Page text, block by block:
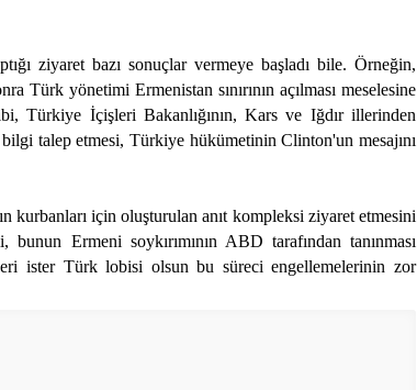
ziyaret bazı sonuçlar vermeye başladı bile. Örneğin,
Türk yönetimi Ermenistan sınırının açılması meselesine
Türkiye İçişleri Bakanlığının, Kars ve Iğdır illerinden
bilgi talep etmesi, Türkiye hükümetinin Clinton'un mesajını
kurbanları için oluşturulan anıt kompleksi ziyaret etmesini
Ermeni soykırımının ABD tarafından tanınması
ister Türk lobisi olsun bu süreci engellemelerinin zor